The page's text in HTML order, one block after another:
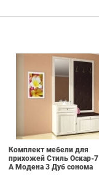
Комплект мебели для
прихожей Стиль Оскар-7
А Модена 3 Дуб сонома